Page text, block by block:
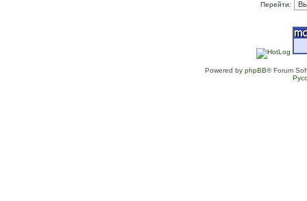
Перейти:
Powered by phpBB® Forum